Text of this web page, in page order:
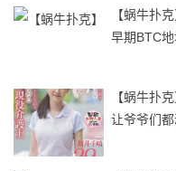
【蜗牛扑
早期BTC
【蜗牛扑
让爷爷们